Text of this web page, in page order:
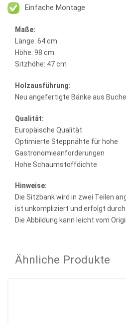
Einfache Montage
Maße:
Länge: 64 cm
Höhe: 98 cm
Sitzhöhe: 47 cm
Holzausführung:
Neu angefertigte Bänke aus
Qualität:
Europäische Qualität
Optimierte Steppnähte für hohe
Gastronomieanforderungen
Hohe Schaumstoffdichte
Hinweise:
Die Sitzbank wird in zwei Teilen
ist unkompliziert und erfolgt
Die Abbildung kann leicht vom
Ähnliche Produkte